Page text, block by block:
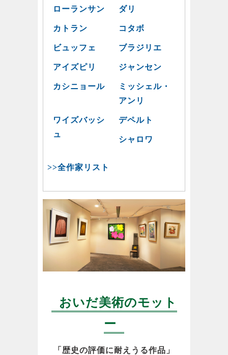
ローランサン ダリ
カトラン コタボ
ビュッフェ ブラジリエ
アイズピリ ジャンセン
カシニョール
ミッシェル・
アンリ
ワイズバッシ
ュ
デペルト
シャロワ
>>全作家リスト
おいだ美術のモット
ー
「歴史の評価に耐えうる作品」